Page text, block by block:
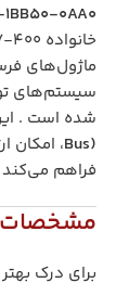
0AA0
شده است .
Bus)، امکان
فراهم
مشخصات
برای درک